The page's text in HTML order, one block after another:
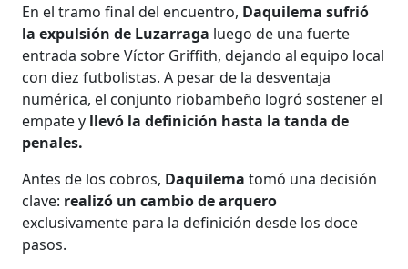
En el tramo final del encuentro, Daquilema sufrió
la expulsión de Luzarraga luego de una fuerte
entrada sobre Víctor Griffith, dejando al equipo local
con diez futbolistas. A pesar de la desventaja
numérica, el conjunto riobambeño logró sostener el
empate y llevó la definición hasta la tanda de
penales.
Antes de los cobros, Daquilematomó una decisión
clave: realizó un cambio de arquero
exclusivamente para la definición desde los doce
pasos.